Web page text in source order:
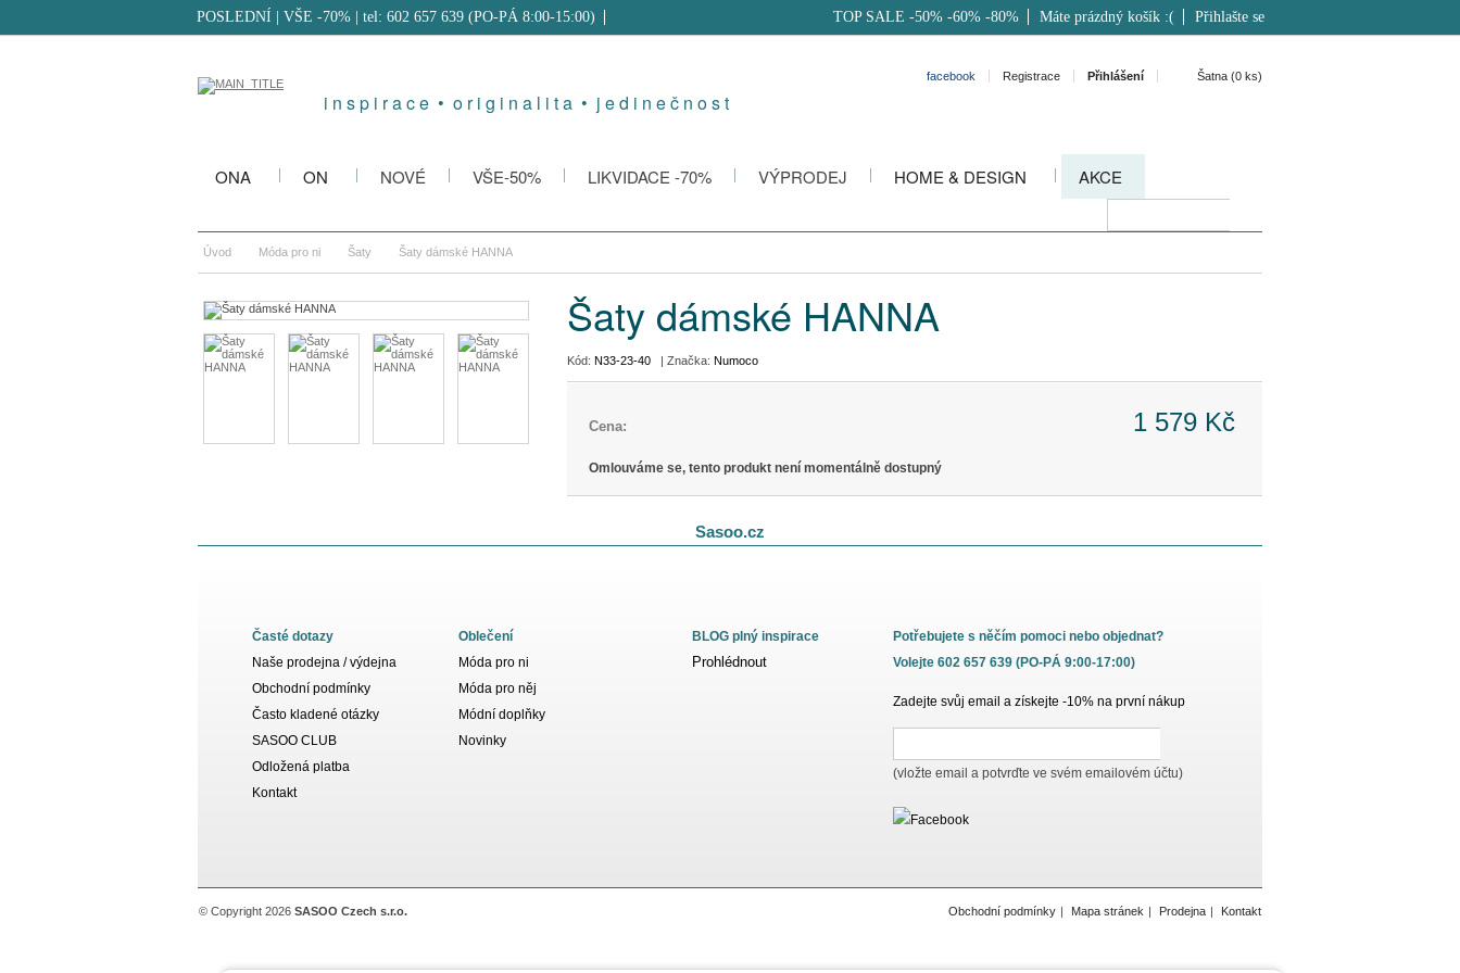
i n s p i r a c e • o r i g i n a l i t a • j e d i n e č n o s t
POSLEDNÍ | VŠE -70%| tel: 602 657 639 (PO-PÁ 8:00-15:00) TOP SALE -50% -60% -80% Máte prázdný košík :( Přihlašte se
facebook Registrace Přihlášení Šatna (0 ks)
ONA ON NOVÉ VŠE-50% LIKVIDACE -70% VÝPRODEJ HOME & DESIGN AKCE
Úvod Móda pro ni Šaty Šaty dámské HANNA
Šaty dámské HANNA
Kód: N33-23-40 | Značka: Numoco
Cena: 1 579 Kč
Omlouváme se, tento produkt není momentálně dostupný
Sasoo.cz
Časté dotazy
Naše prodejna / výdejna
Obchodní podmínky
Často kladené otázky
SASOO CLUB
Odložená platba
Kontakt
Oblečení
Móda pro ni
Móda pro něj
Módní doplňky
Novinky
BLOG plný inspirace
Prohlédnout
Potřebujete s něčím pomoci nebo objednat?
Volejte 602 657 639 (PO-PÁ 9:00-17:00)
Zadejte svůj email a získejte -10% na první nákup
(vložte email a potvrďte ve svém emailovém účtu)
© Copyright 2026 SASOO Czech s.r.o. Obchodní podmínky | Mapa stránek | Prodejna | Kontakt